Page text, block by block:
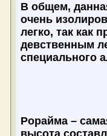
В общем,
очень
легко, так как
девственным
специального
Рорайма –
высота